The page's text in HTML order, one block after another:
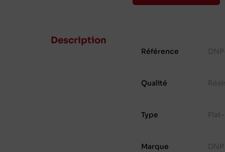
Description
Référence
Qualité
Type
Marque DNP